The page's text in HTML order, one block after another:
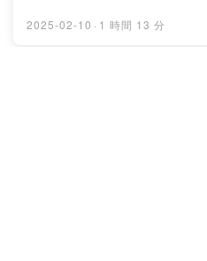
2025-02-10 · 1 時間 13 分